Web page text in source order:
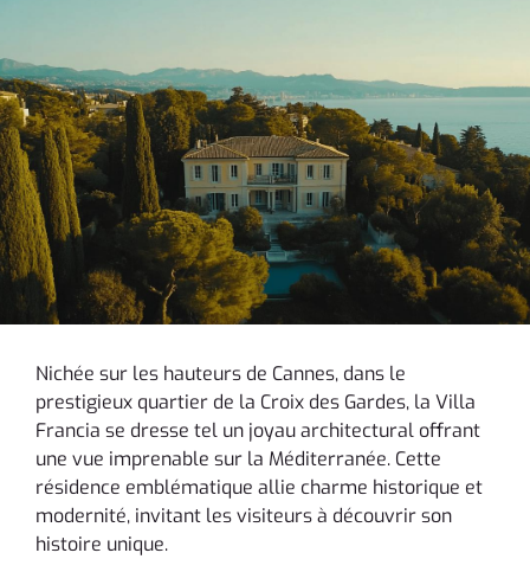
Nichée sur les hauteurs de Cannes, dans le
prestigieux quartier de la Croix des Gardes, la Villa
Francia se dresse tel un joyau architectural offrant
une vue imprenable sur la Méditerranée. Cette
résidence emblématique allie charme historique et
modernité, invitant les visiteurs à découvrir son
histoire unique.